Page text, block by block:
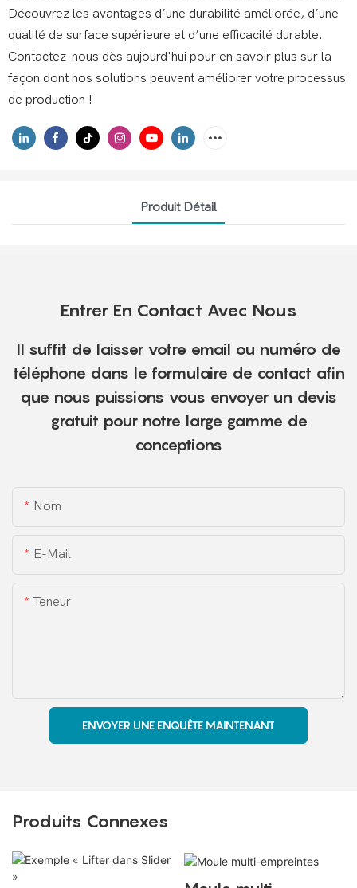
Découvrez les avantages d’une durabilité améliorée, d’une
qualité de surface supérieure et d’une efficacité durable.
Contactez-nous dès aujourd'hui pour en savoir plus sur la
façon dont nos solutions peuvent améliorer votre processus
de production !
Produit Détail
Entrer En Contact Avec Nous
Il suffit de laisser votre email ou numéro de
téléphone dans le formulaire de contact afin
que nous puissions vous envoyer un devis
gratuit pour notre large gamme de
conceptions
Nom
E-Mail
Teneur
ENVOYER UNE ENQUÊTE MAINTENANT
Produits Connexes